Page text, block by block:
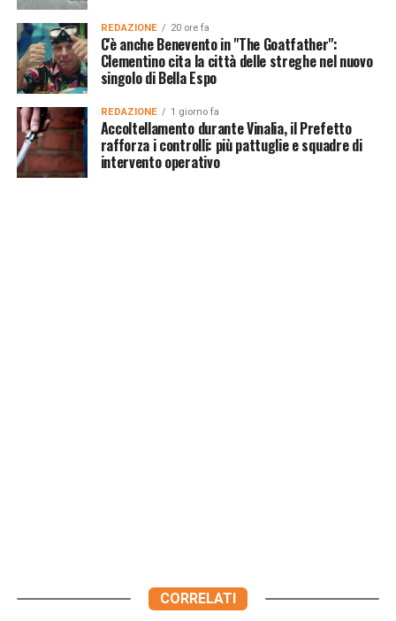
REDAZIONE 20 ore fa
C'è anche Benevento in "The Goatfather":
Clementino cita la città delle streghe nel nuovo
singolo di Bella Espo
REDAZIONE 1 giorno fa
Accoltellamento durante Vinalia, il Prefetto
rafforza i controlli: più pattuglie e squadre di
intervento operativo
CORRELATI